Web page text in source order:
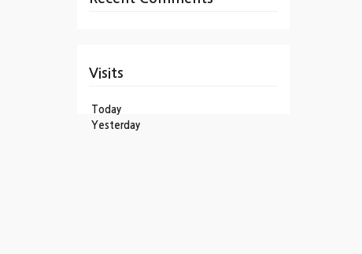
Visits
Today
Yesterday